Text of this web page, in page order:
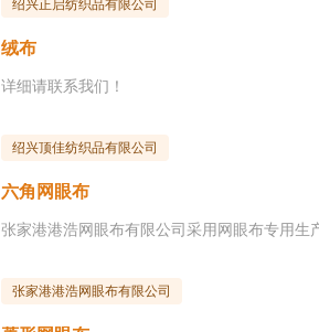
绍兴正启纺织品有限公司
绒布
详细请联系我们！
绍兴顶佳纺织品有限公司
六角网眼布
张家港港浩网眼布有限公司